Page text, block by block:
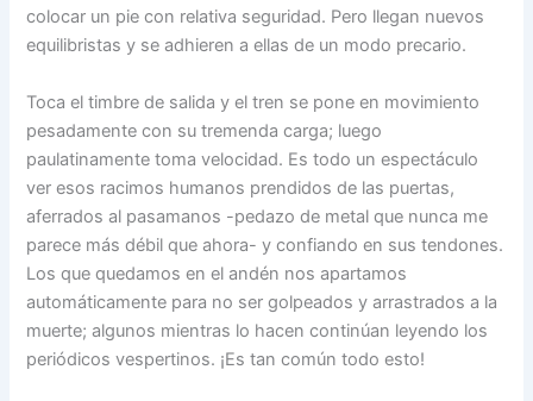
colocar un pie con relativa seguridad. Pero llegan nuevos
equilibristas y se adhieren a ellas de un modo precario.
Toca el timbre de salida y el tren se pone en movimiento
pesadamente con su tremenda carga; luego
paulatinamente toma velocidad. Es todo un espectáculo
ver esos racimos humanos prendidos de las puertas,
aferrados al pasamanos -pedazo de metal que nunca me
parece más débil que ahora- y confiando en sus tendones.
Los que quedamos en el andén nos apartamos
automáticamente para no ser golpeados y arrastrados a la
muerte; algunos mientras lo hacen continúan leyendo los
periódicos vespertinos. ¡Es tan común todo esto!